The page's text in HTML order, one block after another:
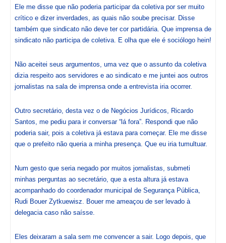
Ele me disse que não poderia participar da coletiva por ser muito
crítico e dizer inverdades, as quais não soube precisar. Disse
também que sindicato não deve ter cor partidária. Que imprensa de
sindicato não participa de coletiva. E olha que ele é sociólogo hein!
Não aceitei seus argumentos, uma vez que o assunto da coletiva
dizia respeito aos servidores e ao sindicato e me juntei aos outros
jornalistas na sala de imprensa onde a entrevista iria ocorrer.
Outro secretário, desta vez o de Negócios Jurídicos, Ricardo
Santos, me pediu para ir conversar “lá fora”. Respondi que não
poderia sair, pois a coletiva já estava para começar. Ele me disse
que o prefeito não queria a minha presença. Que eu iria tumultuar.
Num gesto que seria negado por muitos jornalistas, submeti
minhas perguntas ao secretário, que a esta altura já estava
acompanhado do coordenador municipal de Segurança Pública,
Rudi Bouer Zytkuewisz. Bouer me ameaçou de ser levado à
delegacia caso não saísse.
Eles deixaram a sala sem me convencer a sair. Logo depois, que